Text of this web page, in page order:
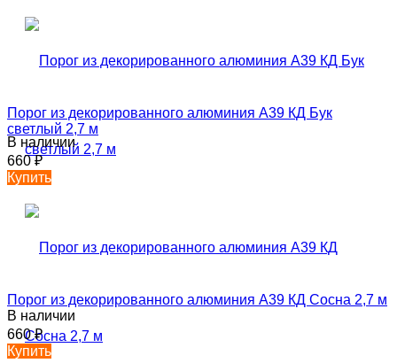
Порог из декорированного алюминия А39 КД Бук
светлый 2,7 м
В наличии
660₽
Купить
Порог из декорированного алюминия А39 КД Сосна 2,7 м
В наличии
660₽
Купить